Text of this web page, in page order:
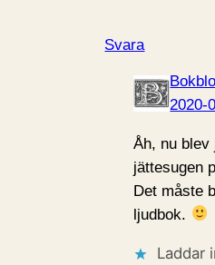
Svara
2020-
Åh, nu blev
jättesugen
Det måste
ljudbok.
Laddar